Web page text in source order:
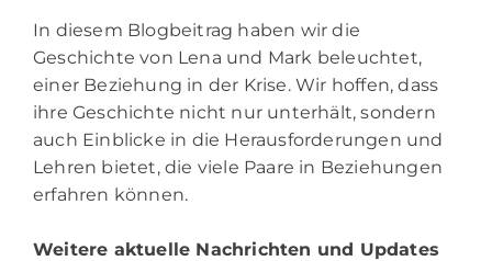
In diesem Blogbeitrag haben wir die
Geschichte von Lena und Mark beleuchtet,
einer Beziehung in der Krise. Wir hoffen, dass
ihre Geschichte nicht nur unterhält, sondern
auch Einblicke in die Herausforderungen und
Lehren bietet, die viele Paare in Beziehungen
erfahren können.
Weitere aktuelle Nachrichten und Updates